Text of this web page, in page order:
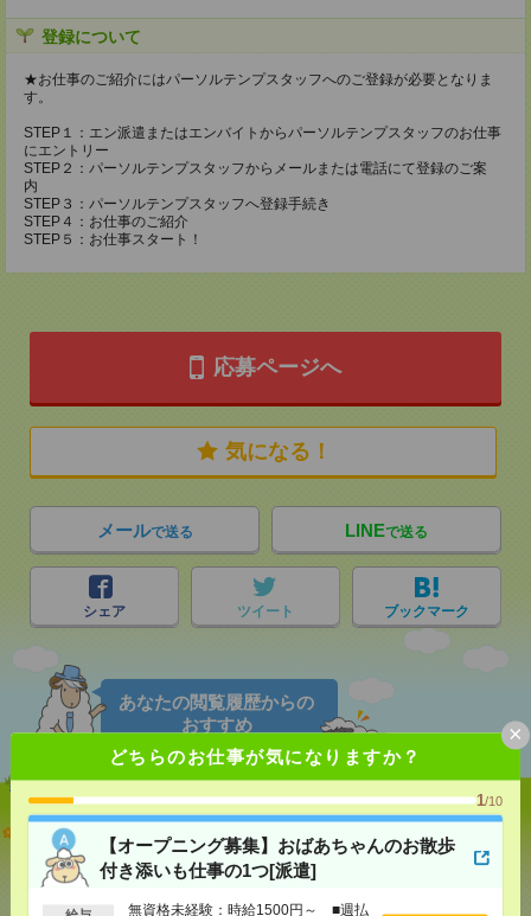
どちらのお仕事が気になりますか？
1/10
【オープニング募集】おばあちゃんのお散歩
付き添いも仕事の1つ[派遣]
無資格未経験：時給1500円～ ■週払
×
登録について
★お仕事のご紹介にはパーソルテンプスタッフへのご登録が必要となりま
す。
STEP１：エン派遣またはエンバイトからパーソルテンプスタッフのお仕事
にエントリー
STEP２：パーソルテンプスタッフからメールまたは電話にて登録のご案
内
STEP３：パーソルテンプスタッフへ登録手続き
STEP４：お仕事のご紹介
STEP５：お仕事スタート！
応募ページへ
気になる！
メールで送る LINEで送る
シェア ツイート ブックマーク
あなたの閲覧履歴からの
おすすめ
【オープニング募集】おばあちゃんのお散歩付き添
いも仕事の1つ[派遣]